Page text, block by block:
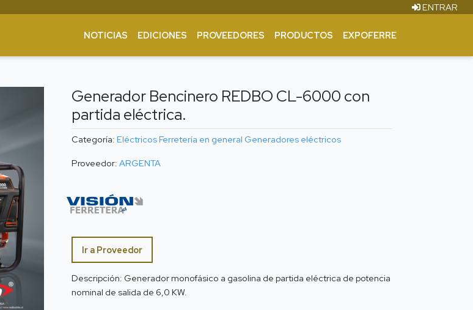
ENTRAR
NOTICIAS EDICIONES PROVEEDORES PRODUCTOS EXPOFERRE
Generador Bencinero REDBO CL-6000 con
partida eléctrica.
Categoría: Eléctricos Ferretería en general Generadores eléctricos
Proveedor: ARGENTA
Ir a Proveedor
Descripción: Generador monofásico a gasolina de partida eléctrica de potencia
nominal de salida de 6,0 KW.